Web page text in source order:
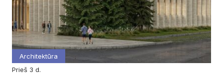
Architektūra
prieš 3 d.